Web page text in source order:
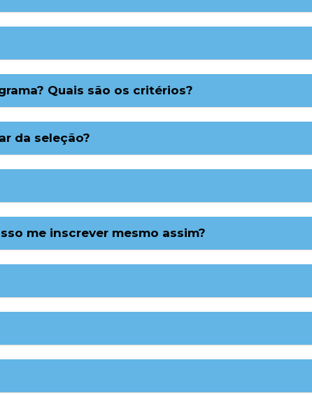
Quais são os critérios?
da seleção?
me inscrever mesmo assim?